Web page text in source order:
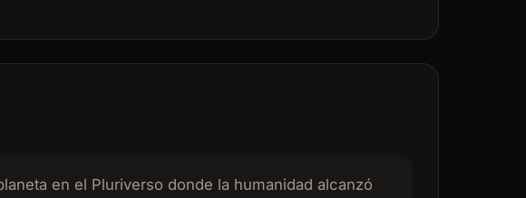
en el Pluriverso donde la humanidad alcanzó